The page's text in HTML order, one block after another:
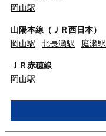
岡山駅
山陽本線（ＪＲ西日本）
岡山駅
北長瀬駅 庭瀬駅
ＪＲ赤穂線
岡山駅